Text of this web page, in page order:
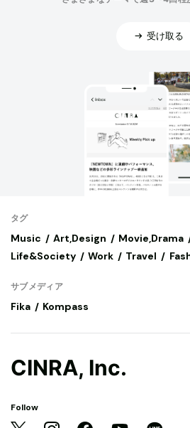
受け取る
タグ
Music Art,Design Movie,Drama
Life&Society
Work Travel
サブメディア
Fika Kompass
CINRA, Inc.
Follow